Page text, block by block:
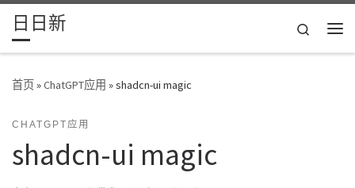
Skip to content
日日新
Search
首页»ChatGPT应用 »shadcn-ui magic
CHATGPT应用
shadcn-ui magic